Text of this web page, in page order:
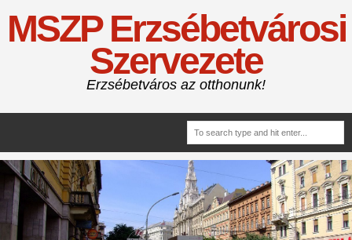
MSZP Erzsébetvárosi
Szervezete
Erzsébetváros az otthonunk!